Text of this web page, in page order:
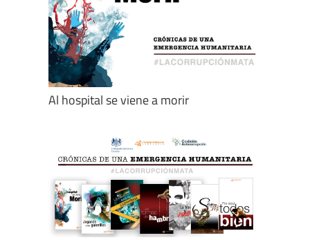
Al hospital se viene a morir